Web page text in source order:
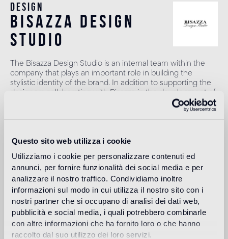
Questo sito web utilizza i cookie
Utilizziamo i cookie per personalizzare contenuti ed
annunci, per fornire funzionalità dei social media e per
analizzare il nostro traffico. Condividiamo inoltre
informazioni sul modo in cui utilizza il nostro sito con i
nostri partner che si occupano di analisi dei dati web,
pubblicità e social media, i quali potrebbero combinarle
con altre informazioni che ha fornito loro o che hanno
raccolto dal suo utilizzo dei loro servizi.
Design
bisazza design
studio
The Bisazza Design Studio is an internal team within the
company that plays an important role in building the
stylistic identity of the brand. In addition to supporting the
designers collaborating with Bisazza in the development of
new collections, it contributes to expanding the company's
Anwendungsbereich
Boden in Innenräumen
commerciali